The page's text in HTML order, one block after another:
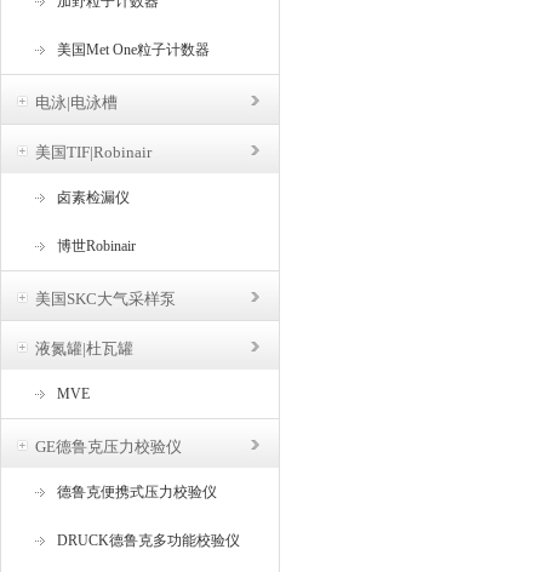
美国Met One粒子计数器
电泳|电泳槽
美国TIF|Robinair
卤素检漏仪
博世Robinair
美国SKC大气采样泵
液氮罐|杜瓦罐
MVE
GE德鲁克压力校验仪
德鲁克便携式压力校验仪
DRUCK德鲁克多功能校验仪